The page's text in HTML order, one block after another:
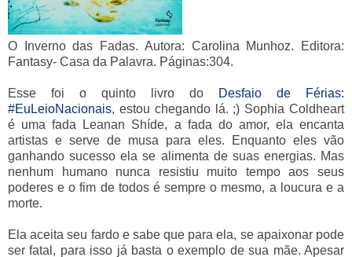
O Inverno das Fadas. Autora: Carolina Munhoz. Editora:
Fantasy- Casa da Palavra. Páginas:304.
Esse foi o quinto livro do
Desfaio de Férias:
#EuLeioNacionais, estou chegando lá. ;) Sophia Coldheart
é uma fada Leanan Shíde, a fada do amor, ela encanta
artistas e serve de musa para eles. Enquanto eles vão
ganhando sucesso ela se alimenta de suas energias. Mas
nenhum humano nunca resistiu muito tempo aos seus
poderes e o fim de todos é sempre o mesmo, a loucura e a
morte.
Ela aceita seu fardo e sabe que para ela, se apaixonar pode
ser fatal, para isso já basta o exemplo de sua mãe. Apesar